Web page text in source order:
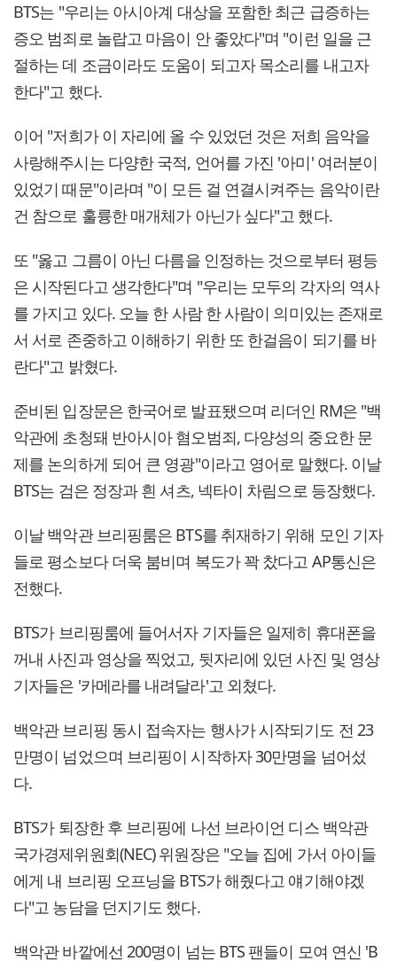
BTS는 "우리는 아시아계 대상을 포함한 최근 급증하는
증오 범죄로 놀랍고 마음이 안 좋았다"며 "이런 일을 근
절하는 데 조금이라도 도움이 되고자 목소리를 내고자
한다"고 했다.
이어 "저희가 이 자리에 올 수 있었던 것은 저희 음악을
사랑해주시는 다양한 국적, 언어를 가진 '아미' 여러분이
있었기 때문"이라며 "이 모든 걸 연결시켜주는 음악이란
건 참으로 훌륭한 매개체가 아닌가 싶다"고 했다.
또 "옳고 그름이 아닌 다름을 인정하는 것으로부터 평등
은 시작된다고 생각한다"며 "우리는 모두의 각자의 역사
를 가지고 있다. 오늘 한 사람 한 사람이 의미있는 존재로
서 서로 존중하고 이해하기 위한 또 한걸음이 되기를 바
란다"고 밝혔다.
준비된 입장문은 한국어로 발표됐으며 리더인 RM은 "백
악관에 초청돼 반아시아 혐오범죄, 다양성의 중요한 문
제를 논의하게 되어 큰 영광"이라고 영어로 말했다. 이날
BTS는 검은 정장과 흰 셔츠, 넥타이 차림으로 등장했다.
이날 백악관 브리핑룸은 BTS를 취재하기 위해 모인 기자
들로 평소보다 더욱 붐비며 복도가 꽉 찼다고 AP통신은
전했다.
BTS가 브리핑룸에 들어서자 기자들은 일제히 휴대폰을
꺼내 사진과 영상을 찍었고, 뒷자리에 있던 사진 및 영상
기자들은 '카메라를 내려달라'고 외쳤다.
백악관 브리핑 동시 접속자는 행사가 시작되기도 전 23
만명이 넘었으며 브리핑이 시작하자 30만명을 넘어섰
다.
BTS가 퇴장한 후 브리핑에 나선 브라이언 디스 백악관
국가경제위원회(NEC) 위원장은 "오늘 집에 가서 아이들
에게 내 브리핑 오프닝을 BTS가 해줬다고 얘기해야겠
다"고 농담을 던지기도 했다.
백악관 바깥에선 200명이 넘는 BTS 팬들이 모여 연신 'B